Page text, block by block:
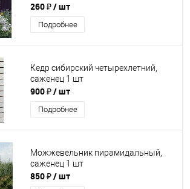
260 ₽/ шт
Подробнее
Кедр сибирский четырехлетний,
саженец 1 шт
900 ₽/ шт
Подробнее
Можжевельник пирамидальный,
саженец 1 шт
850 ₽/ шт